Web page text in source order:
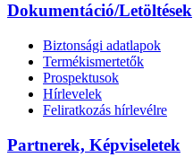
Dokumentáció/Letöltések
Biztonsági adatlapok
Termékismertetők
Prospektusok
Hírlevelek
Feliratkozás hírlevélre
Partnerek, Képviseletek